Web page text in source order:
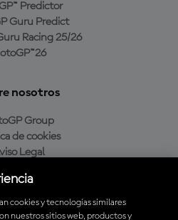
Predictor
Guru Predict
Racing 25/26
nosotros
Group
de cookies
Legal
de compra
cookies y tecnologías similares
nuestros sitios web, productos y